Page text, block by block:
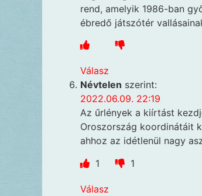
rend, amelyik 1986-ban
ébredő játszótér
Válasz
Névtelen szerint:
2022.06.09. 22:19
Az űrlények a kiírtást
Oroszország koordinátáit
ahhoz az idétlenül nagy
1
1
Válasz